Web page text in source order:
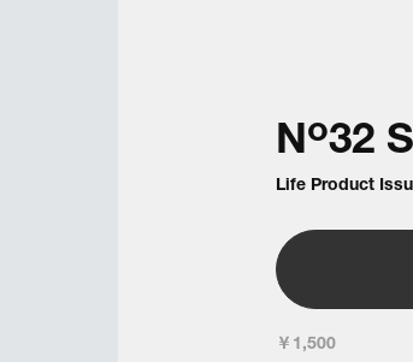
No32
Life Product
￥1,500